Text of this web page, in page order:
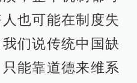
也可能在制度失
们说传统中国缺
能靠道德来维系